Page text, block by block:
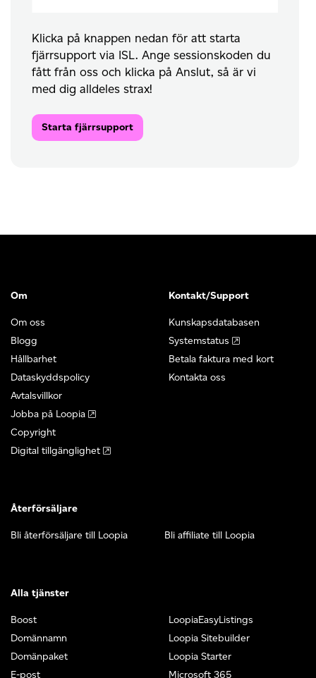
Klicka på knappen nedan för att starta
fjärrsupport via ISL. Ange sessionskoden du
fått från oss och klicka på Anslut, så är vi
med dig alldeles strax!
Starta fjärrsupport
Om
Om oss
Blogg
Hållbarhet
Dataskyddspolicy
Avtalsvillkor
Jobba på Loopia
Copyright
Digital tillgänglighet
Kontakt/Support
Kunskapsdatabasen
Systemstatus
Betala faktura med kort
Kontakta oss
Återförsäljare
Bli återförsäljare till Loopia Bli affiliate till Loopia
Alla tjänster
Boost
Domännamn
Domänpaket
E-post
LoopiaEasyListings
Loopia Sitebuilder
Loopia Starter
Microsoft 365